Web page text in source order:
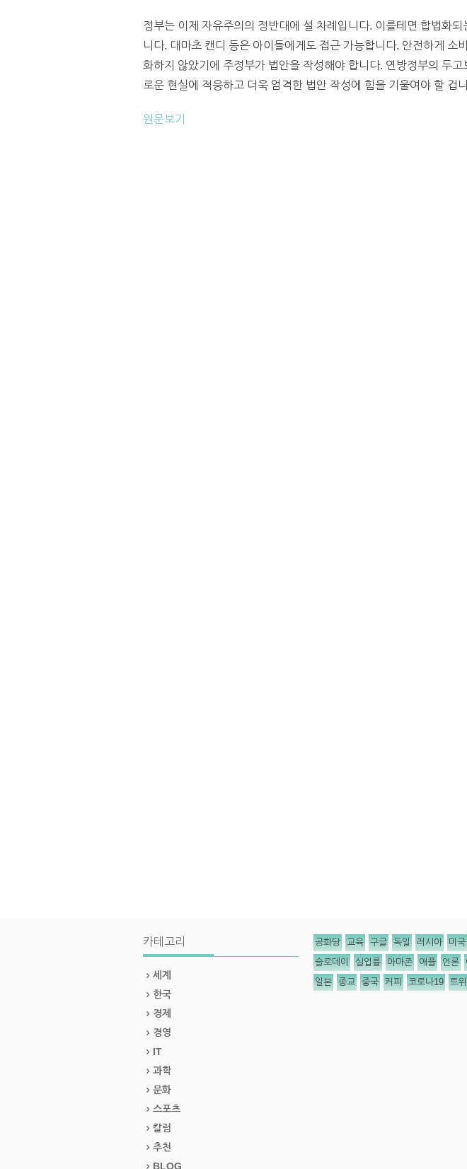
정부는 이제 자유주의의 정반대에 설 차례입니다. 이를테면 합법화
니다. 대마초 캔디 등은 아이들에게도 접근 가능합니다. 안전하게
화하지 않았기에 주정부가 법안을 작성해야 합니다. 연방정부의 두
로운 현실에 적응하고 더욱 엄격한 법안 작성에 힘을 기울여야 할 겁
원문보기
카테고리
세계
한국
경제
경영
IT
과학
문화
스포츠
칼럼
추천
BLOG
공화당 교육 구글 독일 러시아 미국
슬로데이 실업률 아마존 애플 언론
일본 종교 중국 커피 코로나19 트